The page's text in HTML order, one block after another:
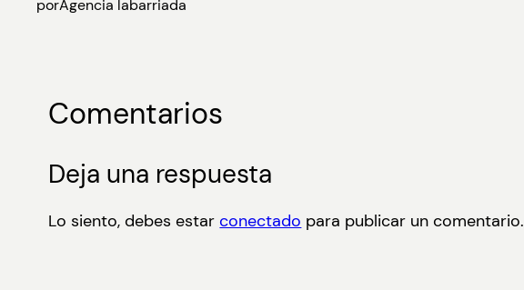
porAgencia labarriada
Comentarios
Deja una respuesta
Lo siento, debes estarconectado para publicar un comentario.